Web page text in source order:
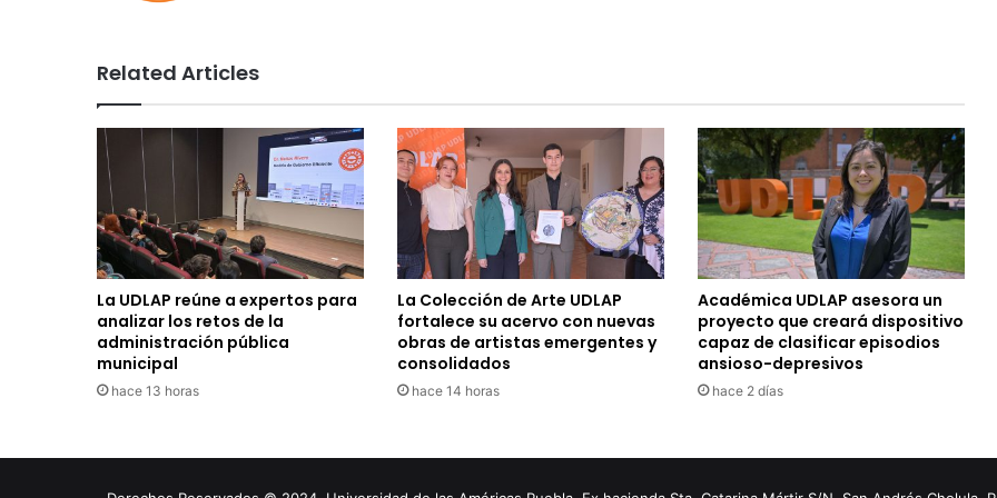
Related Articles
La UDLAP reúne a expertos para
analizar los retos de la
administración pública
municipal
hace 13 horas
La Colección de Arte UDLAP
fortalece su acervo con nuevas
obras de artistas emergentes y
consolidados
hace 14 horas
Académica UDLAP asesora un
proyecto que creará dispositivo
capaz de clasificar episodios
ansioso-depresivos
hace 2 días